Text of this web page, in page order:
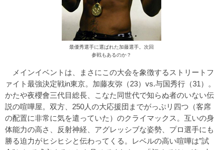
最優秀選手に選ばれた加藤選手。次回
参戦もあるのか？
メインイベントは、まさにこの大会を象徴するストリートフ
ァイト最強決定戦in東京。加藤友弥（23）vs.与国秀行（31）。
かたや夜櫻會三代目総長、こなた同世代で知らぬ者のいない伝
説の喧嘩屋。双方、250人の大応援団までがっぷリ四つ（客席
の配置に非常に気を遣っていた）のクライマックス。互いの身
体能力の高さ、反射神経、アグレッシブな姿勢、プロ選手にも
勝る迫力がヒシヒシと伝わってくる。レベルの高い喧嘩は”試